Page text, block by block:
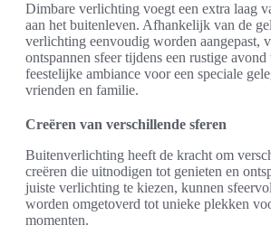
Dimbare verlichting voegt een extra laag
aan het buitenleven. Afhankelijk van de
verlichting eenvoudig worden aangepast,
ontspannen sfeer tijdens een rustige
feestelijke ambiance voor een speciale
vrienden en familie.
Creëren van verschillende sferen
Buitenverlichting heeft de kracht om
creëren die uitnodigen tot genieten en
juiste verlichting te kiezen, kunnen
worden omgetoverd tot unieke plekken
momenten.